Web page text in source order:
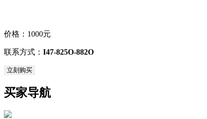
价格： 1000元
联系方式： I47-825O-882O
立刻购买
买家导航